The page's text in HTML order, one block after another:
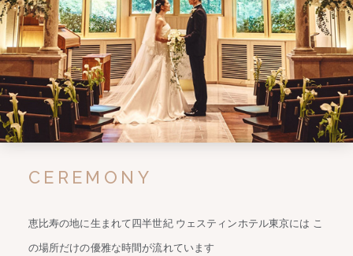
CEREMONY
恵比寿の地に生まれて四半世紀ウェスティンホテル東京には こ
の場所だけの優雅な時間が流れています